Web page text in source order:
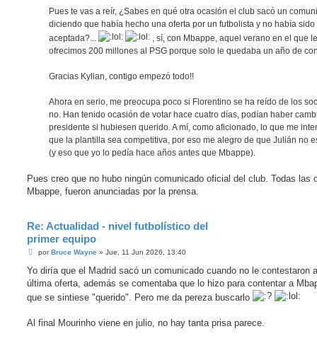
Pues te vas a reír, ¿Sabes en qué otra ocasión el club sacó un
diciendo que había hecho una oferta por un futbolista y no había sido
aceptada?...
, sí, con Mbappe, aquel verano en el que le
ofrecimos 200 millones al PSG porque solo le quedaba un año de
Gracias Kylian, contigo empezó todo!!
Ahora en serio, me preocupa poco si Florentino se ha reído de los
no. Han tenido ocasión de votar hace cuatro días, podían haber
presidente si hubiesen querido. A mí, como aficionado, lo que me
que la plantilla sea competitiva, por eso me alegro de que Julián no
(y eso que yo lo pedía hace años antes que Mbappe).
Pues creo que no hubo ningún comunicado oficial del club. Todas las
Mbappe, fueron anunciadas por la prensa.
Re: Actualidad - nivel futbolístico del
primer equipo
M
n
a
e
porBruce Wayne» Jue, 11 Jun 2026, 13:40
Yo diría que el Madrid sacó un comunicado cuando no le contestaron
última oferta, además se comentaba que lo hizo para contentar a
que se sintiese "querido". Pero me da pereza buscarlo
Al final Mourinho viene en julio, no hay tanta prisa parece.